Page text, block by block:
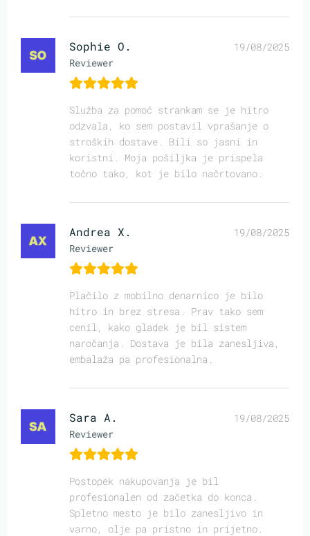
Sophie O.
Reviewer
19/08/2025
Služba za pomoč strankam se je hitro
odzvala, ko sem postavil vprašanje o
stroških dostave. Bili so jasni in
koristni. Moja pošiljka je prispela
točno tako, kot je bilo načrtovano.
Andrea X.
Reviewer
19/08/2025
Plačilo z mobilno denarnico je bilo
hitro in brez stresa. Prav tako sem
cenil, kako gladek je bil sistem
naročanja. Dostava je bila zanesljiva,
embalaža pa profesionalna.
Sara A.
Reviewer
19/08/2025
Postopek nakupovanja je bil
profesionalen od začetka do konca.
Spletno mesto je bilo zanesljivo in
varno, olje pa pristno in prijetno.